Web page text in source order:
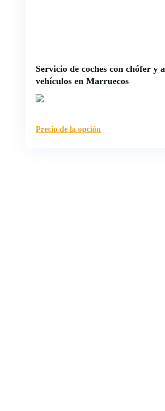
Servicio de coches con chófer y
vehículos en Marruecos
Precio de la opción